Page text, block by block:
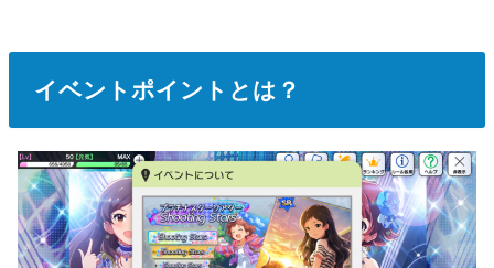
イベントポイントとは？